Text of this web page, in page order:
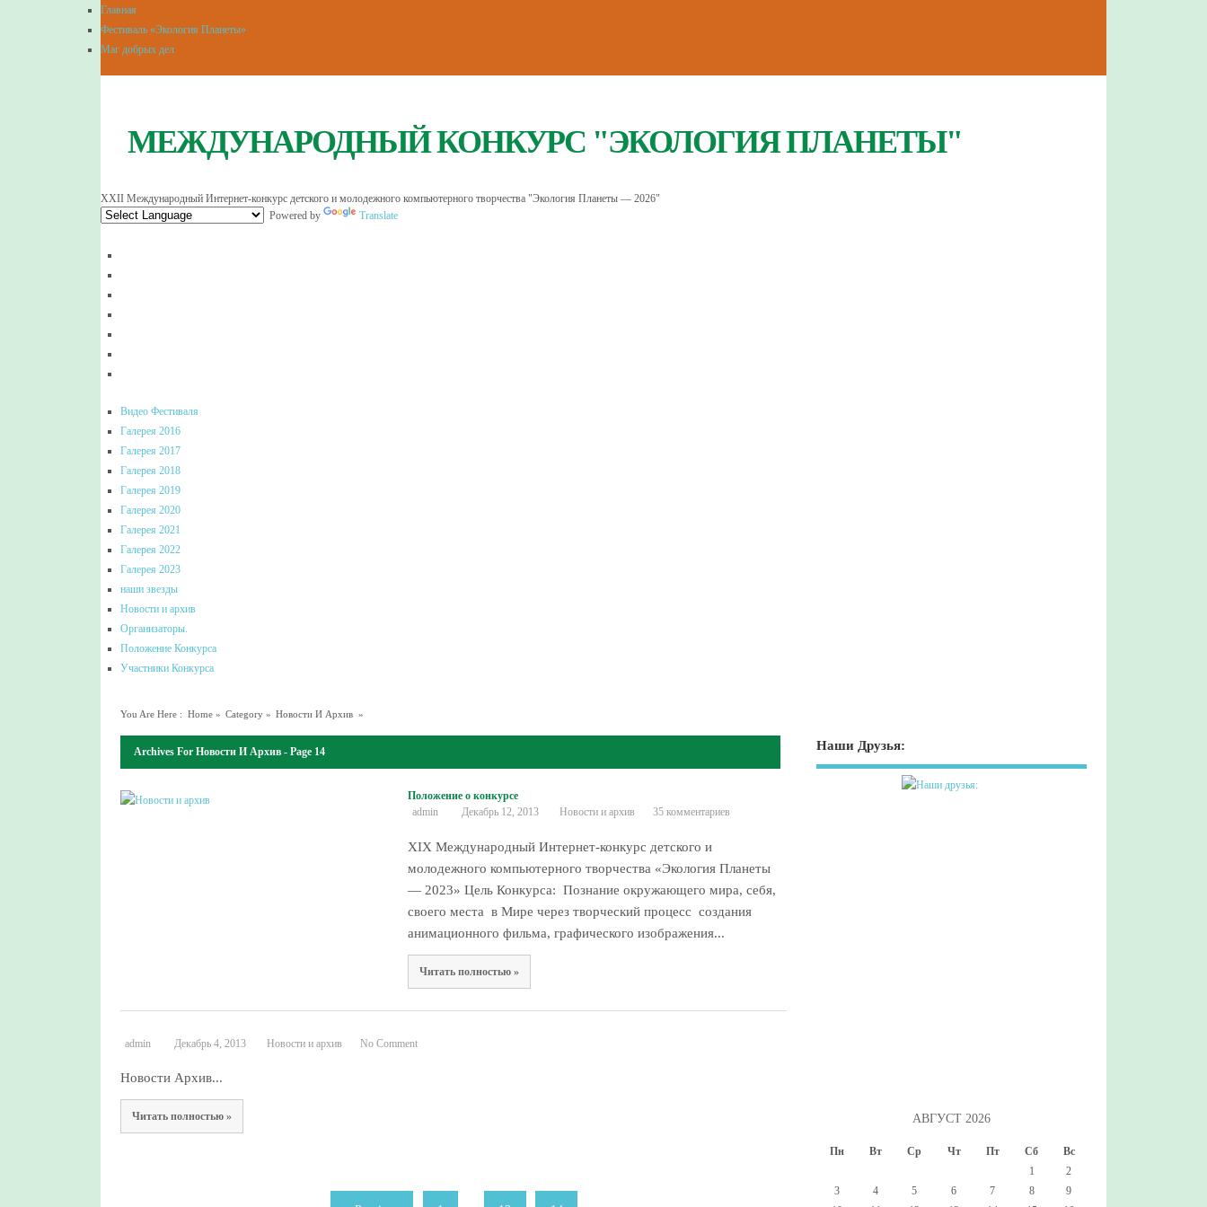
Главная
Фестиваль «Экология Планеты»
Маг добрых дел
МЕЖДУНАРОДНЫЙ КОНКУРС "ЭКОЛОГИЯ ПЛАНЕТЫ"
XXII Международный Интернет-конкурс детского и молодежного компьютерного творчества "Экология Планеты — 2026"
Powered by
Translate
Видео Фестиваля
Галерея 2016
Галерея 2017
Галерея 2018
Галерея 2019
Галерея 2020
Галерея 2021
Галерея 2022
Галерея 2023
наши звезды
Новости и архив
Организаторы.
Положение Конкурса
Участники Конкурса
You Are Here : Home» Category » Новости И Архив »
Archives For Новости И Архив - Page 14
Положение о конкурсе
admin
Декабрь 12, 2013 Новости и архив 35 комментариев
XIX Международный Интернет-конкурс детского и
молодежного компьютерного творчества «Экология Планеты
— 2023» Цель Конкурса: Познание окружающего мира, себя,
своего места в Мире через творческий процесс создания
анимационного фильма, графического изображения...
Читать полностью »
admin Декабрь 4, 2013 Новости и архив No Comment
Новости Архив...
Читать полностью »
Наши Друзья:
АВГУСТ 2026
Пн Вт Ср Чт Пт Сб
Вс
1
2
3
4 5 6 7 8
9